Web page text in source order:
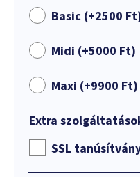
Basic (+2500 Ft
Midi (+5000 Ft)
Maxi (+9900 Ft)
Extra
SSL